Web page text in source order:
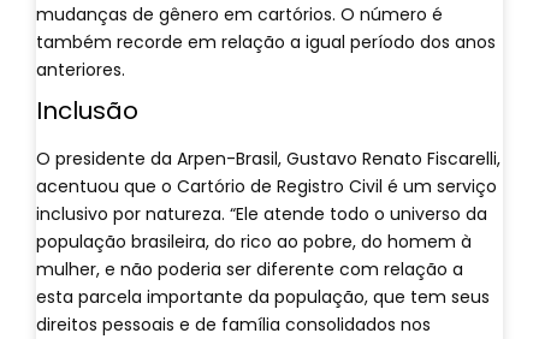
mudanças de gênero em cartórios. O número é
também recorde em relação a igual período dos anos
anteriores.
Inclusão
O presidente da Arpen-Brasil, Gustavo Renato Fiscarelli,
acentuou que o Cartório de Registro Civil é um serviço
inclusivo por natureza. “Ele atende todo o universo da
população brasileira, do rico ao pobre, do homem à
mulher, e não poderia ser diferente com relação a
esta parcela importante da população, que tem seus
direitos pessoais e de família consolidados nos